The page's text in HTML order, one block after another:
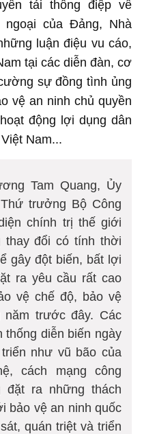
tải thông điệp về
của Đảng, Nhà
luận điệu vu cáo,
tại các diễn đàn, cơ
sự đồng tình ủng
vệ an ninh chủ quyền
động lợi dụng dân
Nam...
Tam Quang, Ủy
trưởng Bộ Công
chính trị thế giới
đổi có tính thời
gây đột biến, bất lợi
ra yêu cầu rất cao
vệ chế độ, bảo vệ
trước đây. Các
thống diễn biến ngày
như vũ bão của
cách mạng công
ra những thách
bảo vệ an ninh quốc
quán triệt và triển